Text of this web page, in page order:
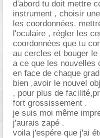
d'abord tu doit mettre
instrument , choisir
les coordonnées,
l'oculaire , régler les
coordonnées que tu
au cercles et bouger
a ce que les nouvelles
en face de chaque
bien ,avoir le nouvel
, pour plus de
fort grossissement .
je suis moi même
j'aurais zapé .
voila j'espére que j'ai